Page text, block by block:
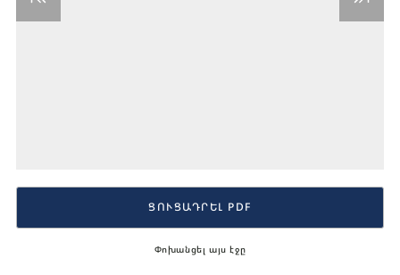
Փոխանցել այս էջը
ՑՈՒՑԱԴՐԵԼ PDF